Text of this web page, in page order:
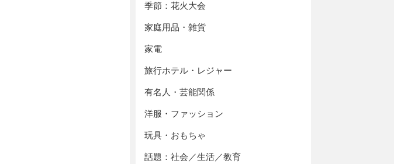
季節：花火大会
家庭用品・雑貨
家電
旅行ホテル・レジャー
有名人・芸能関係
洋服・ファッション
玩具・おもちゃ
話題：社会／生活／教育